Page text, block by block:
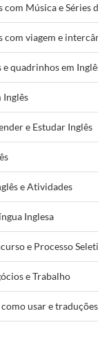
Música e Séries
com viagem e
e quadrinhos em
Inglês
e Estudar Inglês
e Atividades
Inglesa
e Processo
e Trabalho
usar e